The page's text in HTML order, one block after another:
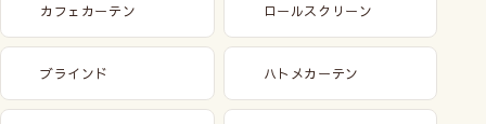
カフェカーテン ロールスクリーン
ブラインド ハトメカーテン